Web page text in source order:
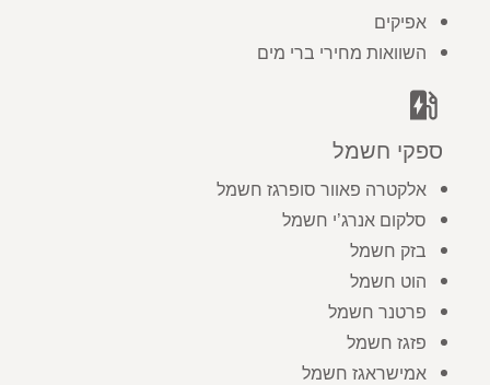
אפיקים
השוואות מחירי ברי מים
ev_station
ספקי חשמל
אלקטרה פאוור סופרגז חשמל
סלקום אנרג’י חשמל
בזק חשמל
הוט חשמל
פרטנר חשמל
פזגז חשמל
אמישראגז חשמל